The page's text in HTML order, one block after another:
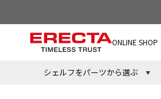
ONLINE SHOP
シェルフをパーツから選ぶ